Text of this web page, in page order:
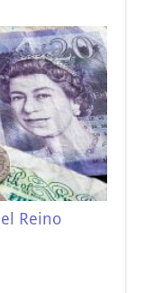
Reino